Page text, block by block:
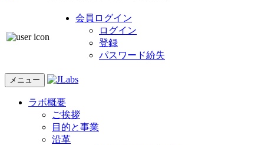
会員ログイン
ログイン
登録
パスワード紛失
メニュー
ラボ概要
ご挨拶
目的と事業
沿革